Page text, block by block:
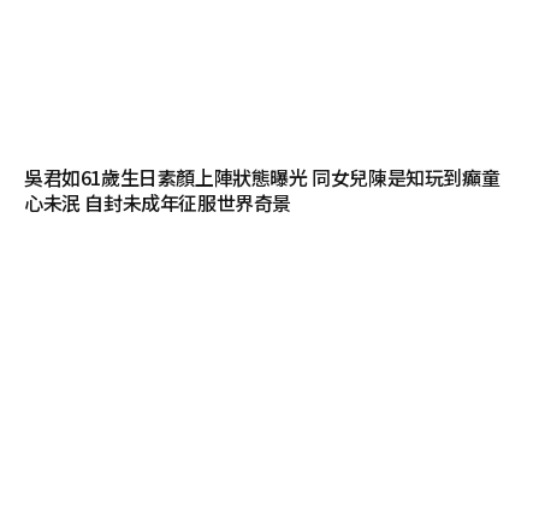
吳君如61歲生日素顏上陣狀態曝光 同女兒陳是知玩到癲童
心未泯 自封未成年征服世界奇景